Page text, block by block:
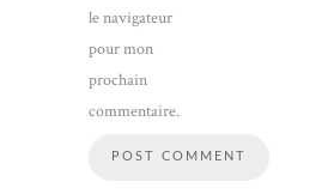
le navigateur
pour mon
prochain
commentaire.